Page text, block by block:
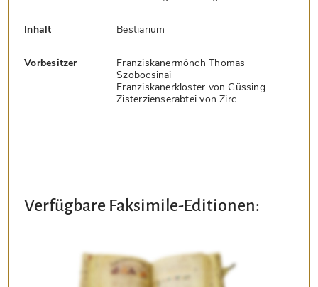
Inhalt Bestiarium
Vorbesitzer
Franziskanermönch Thomas
Szobocsinai
Franziskanerkloster von Güssing
Zisterzienserabtei von Zirc
Verfügbare Faksimile-Editionen: